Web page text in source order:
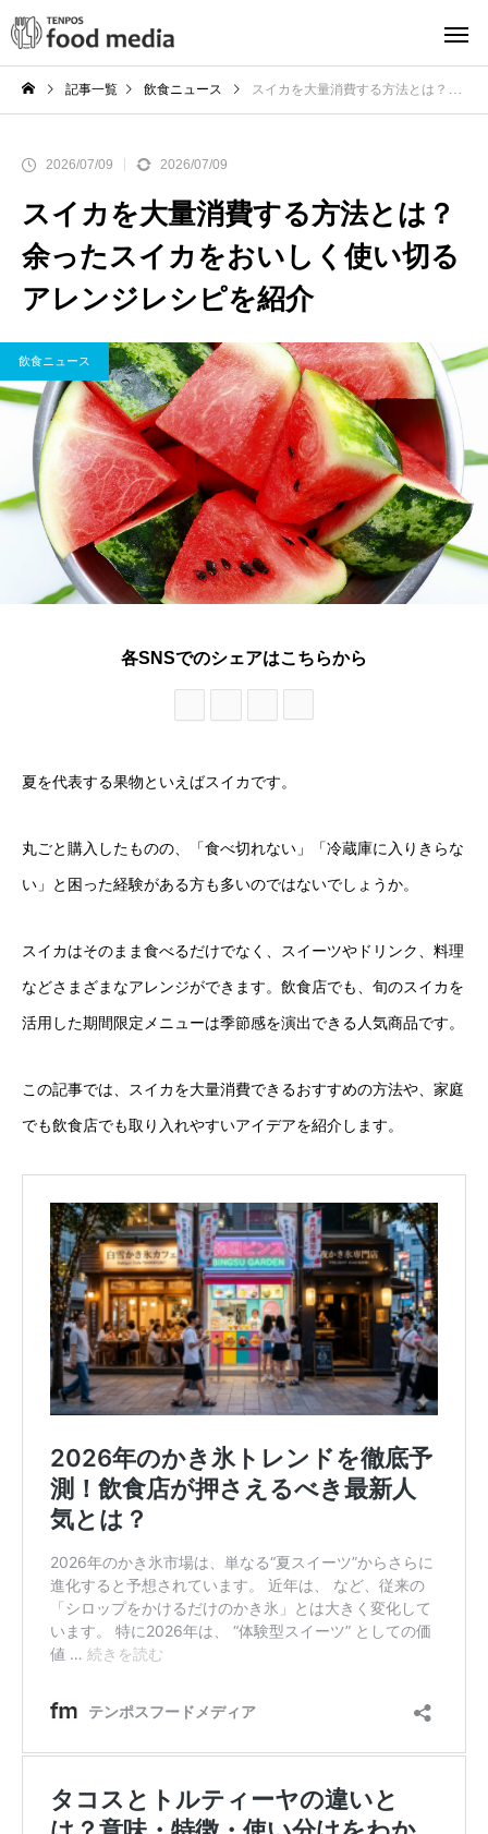
記事一覧 飲食ニュース スイカを大量消費する方法とは？余ったスイカをおいしく使い切るアレンジレシピを紹介
2026/07/09 2026/07/09
スイカを大量消費する方法とは？
余ったスイカをおいしく使い切る
アレンジレシピを紹介
飲食ニュース
各SNSでのシェアはこちらから
夏を代表する果物といえばスイカです。
丸ごと購入したものの、「食べ切れない」「冷蔵庫に入りきらな
い」と困った経験がある方も多いのではないでしょうか。
スイカはそのまま食べるだけでなく、スイーツやドリンク、料理
などさまざまなアレンジができます。飲食店でも、旬のスイカを
活用した期間限定メニューは季節感を演出できる人気商品です。
この記事では、スイカを大量消費できるおすすめの方法や、家庭
でも飲食店でも取り入れやすいアイデアを紹介します。